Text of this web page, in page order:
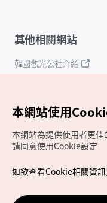
其他相關網站
韓國觀光公社介紹
Copyrights (c) 韓國觀
如有相關疑問或建議
本網站使用
本網站為提供使用者更
請同意使用Cookie設定
如欲查看Cookie相關資